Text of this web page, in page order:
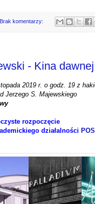
Brak komentarzy:
- Kina
2019 r. o godz. 19 z
Jerzego S. Majewskiego
rozpoczęcie
działalności